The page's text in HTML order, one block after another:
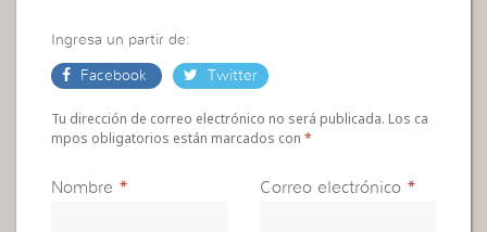
Ingresa un partir de:
Facebook Twitter
Tu dirección de correo electrónico no será publicada. Los ca
mpos obligatorios están marcados con*
Nombre * Correo electrónico *